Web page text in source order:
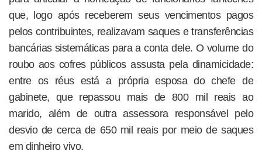
que, logo após receberem seus vencimentos pagos
pelos contribuintes, realizavam saques e transferências
bancárias sistemáticas para a conta dele. O volume do
roubo aos cofres públicos assusta pela dinamicidade:
entre os réus está a própria esposa do chefe de
gabinete, que repassou mais de 800 mil reais ao
marido, além de outra assessora responsável pelo
desvio de cerca de 650 mil reais por meio de saques
em dinheiro vivo.